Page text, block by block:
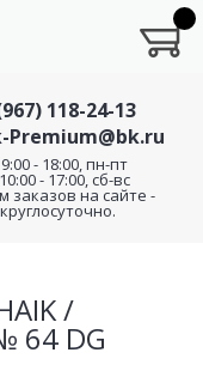
118-24-13
Premium@bk.ru
- 18:00, пн-пт
- 17:00, сб-вс
заказов на сайте -
круглосуточно.
/
64 DG